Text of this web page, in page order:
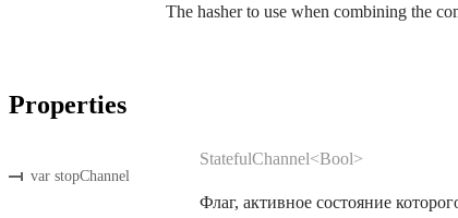
The hasher to use when combining the
Properties
var stopChannel
StatefulChannel<Bool>
Флаг, активное состояние